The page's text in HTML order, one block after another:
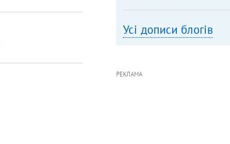
Усі дописи блогів
РЕКЛАМА